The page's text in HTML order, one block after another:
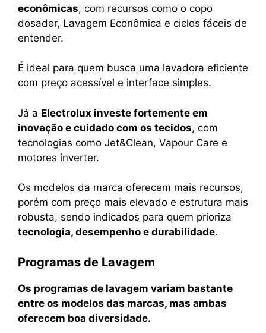
econômicas, com recursos como o copo
dosador, Lavagem Econômica e ciclos fáceis de
entender.
É ideal para quem busca uma lavadora eficiente
com preço acessível e interface simples.
Já a Electrolux investe fortemente em
inovação e cuidado com os tecidos, com
tecnologias como Jet&Clean, Vapour Care e
motores inverter.
Os modelos da marca oferecem mais recursos,
porém com preço mais elevado e estrutura mais
robusta, sendo indicados para quem prioriza
tecnologia, desempenho e durabilidade.
Programas de Lavagem
Os programas de lavagem variam bastante
entre os modelos das marcas, mas ambas
oferecem boa diversidade.